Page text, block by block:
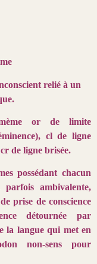
relié à un
or de limite
cl de ligne
de ligne brisée.
possédant chacun
parfois ambivalente,
prise de conscience
détournée par
la langue qui met en
non-sens pour